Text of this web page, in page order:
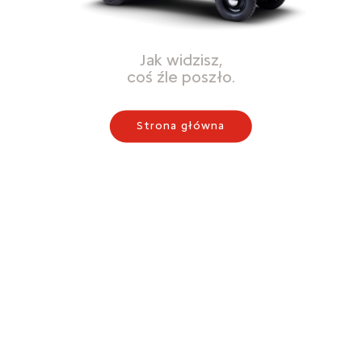
Jak widzisz,
coś źle poszło.
Strona główna